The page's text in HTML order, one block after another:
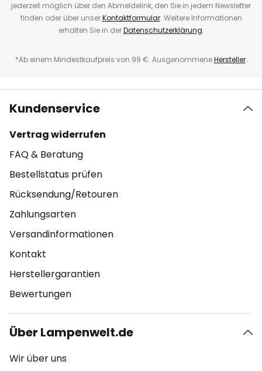
jederzeit möglich über den Abmeldelink, den Sie in jedem Newsletter
finden oder über unserKontaktformular. Weitere Informationen
erhalten Sie in derDatenschutzerklärung.
*Ab einem Mindestkaufpreis von 99 €. AusgenommeneHersteller.
Kundenservice
Vertrag widerrufen
FAQ & Beratung
Bestellstatus prüfen
Rücksendung/Retouren
Zahlungsarten
Versandinformationen
Kontakt
Herstellergarantien
Bewertungen
Über Lampenwelt.de
Wir über uns